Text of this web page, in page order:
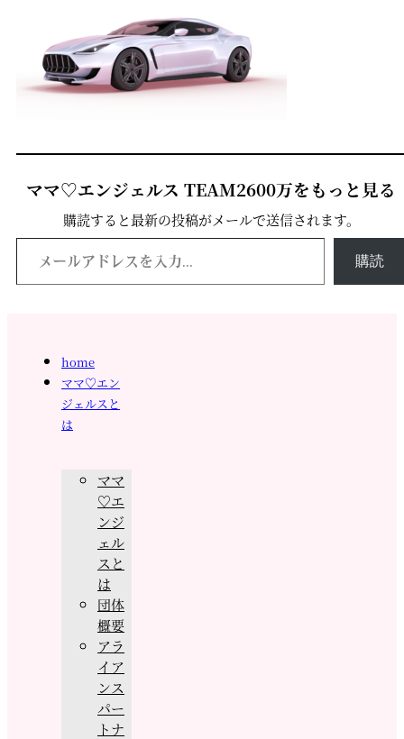
ママ♡エンジェルス TEAM2600万をもっと見る
購読すると最新の投稿がメールで送信されます。
メールアドレスを入力...
購読
home
ママ♡エン
ジェルスと
は
ママ
♡エ
ンジ
ェル
スと
は
団体
概要
アラ
イア
ンス
パー
トナ